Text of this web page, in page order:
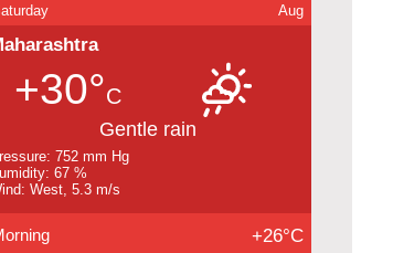
Aug
+30°C
Gentle rain
752 mm Hg
67 %
West, 5.3 m/s
+26°C